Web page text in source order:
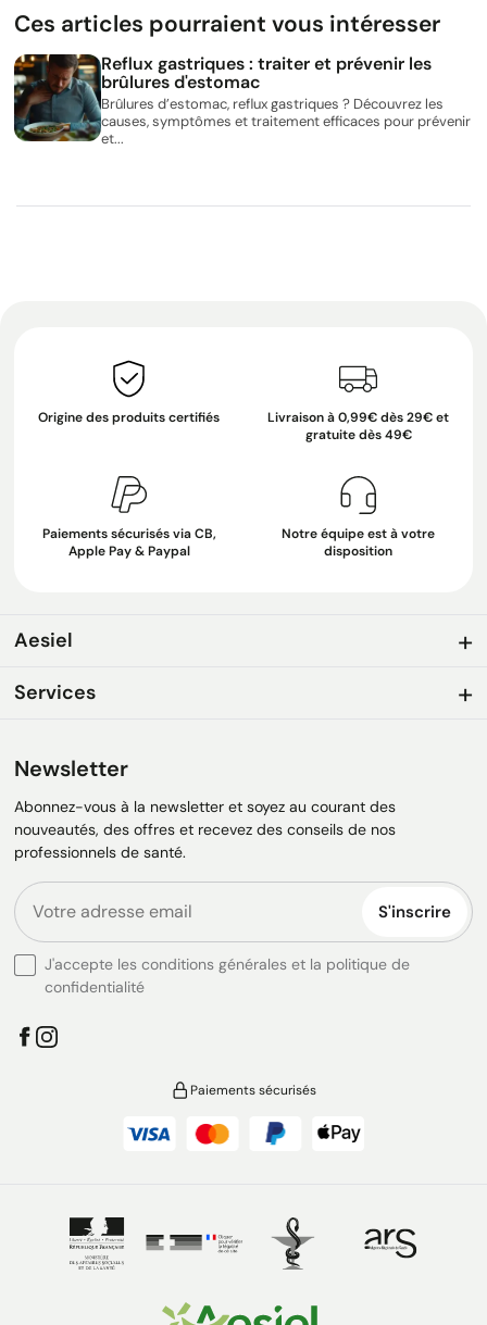
Ces articles pourraient vous intéresser
Reflux gastriques : traiter et prévenir les
brûlures d'estomac
Brûlures d’estomac, reflux gastriques ? Découvrez les
causes, symptômes et traitement efficaces pour prévenir
et...
Origine des produits certifiés
Livraison à 0,99€ dès 29€ et
gratuite dès 49€
Paiements sécurisés via CB,
Apple Pay & Paypal
Notre équipe est à votre
disposition
Aesiel
Services
Newsletter
Abonnez-vous à la newsletter et soyez au courant des
nouveautés, des offres et recevez des conseils de nos
professionnels de santé.
S'inscrire
J'accepte les conditions générales et la politique de
confidentialité
Paiements sécurisés